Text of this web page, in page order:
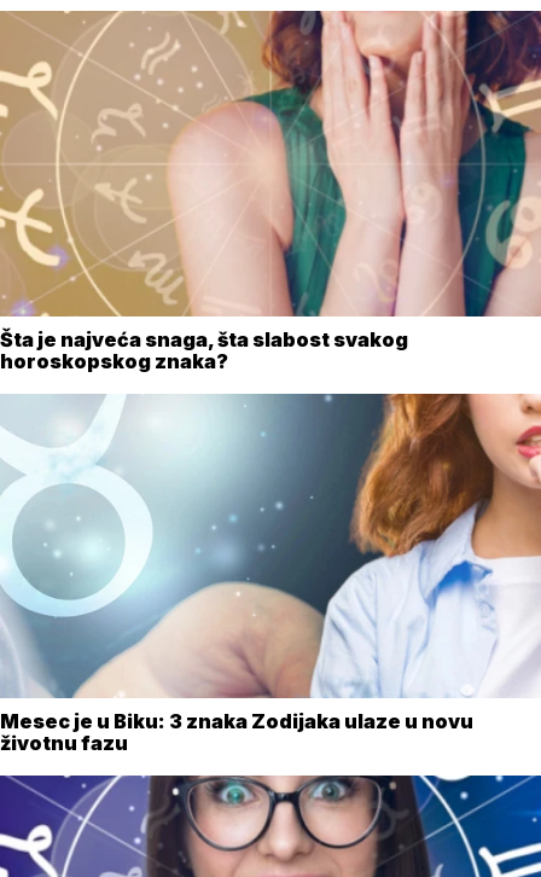
Šta je najveća snaga, šta slabost svakog
horoskopskog znaka?
Mesec je u Biku: 3 znaka Zodijaka ulaze u novu
životnu fazu